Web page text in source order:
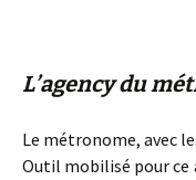
L’agency du
Le métronome, avec
Outil mobilisé pour ce